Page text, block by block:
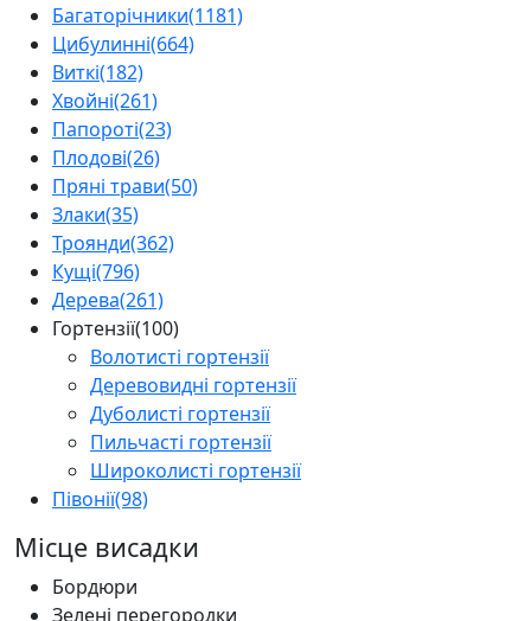
Багаторічники(1181)
Цибулинні(664)
Виткі(182)
Хвойні(261)
Папороті(23)
Плодові(26)
Пряні трави(50)
Злаки(35)
Троянди(362)
Кущі(796)
Дерева(261)
Гортензії(100)
Волотисті гортензії
Деревовидні гортензії
Дуболисті гортензії
Пильчасті гортензії
Широколисті гортензії
Півонії(98)
Місце висадки
Бордюри
Зелені перегородки